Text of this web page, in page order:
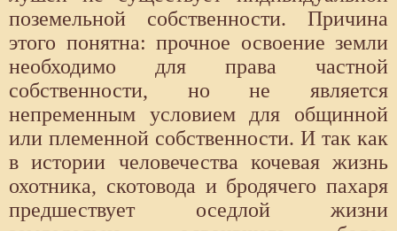
поземельной собственности. Причина
этого понятна: прочное освоение земли
необходимо для права частной
собственности, но не является
непременным условием для общинной
или племенной собственности. И так как
в истории человечества кочевая жизнь
охотника, скотовода и бродячего пахаря
предшествует оседлой жизни